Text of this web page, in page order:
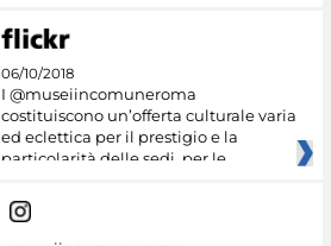
06/10/2018
I @museiincomuneroma
costituiscono un’offerta culturale varia
ed eclettica per il prestigio e la
particolarità delle sedi, per le